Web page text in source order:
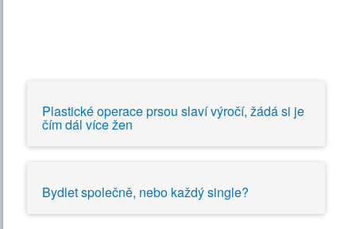
Plastické operace prsou slaví výročí, žádá si je
čím dál více žen
Bydlet společně, nebo každý single?